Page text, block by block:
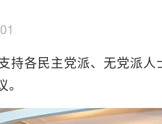
各民主党派、无党派人